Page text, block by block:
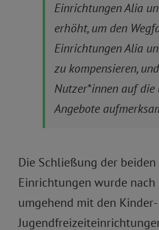
Einrichtungen Alia
erhöht, um den
Einrichtungen Alia
zu kompensieren,
Nutzer*innen auf
Angebote
Die Schließung der beiden
Einrichtungen wurde
umgehend mit den